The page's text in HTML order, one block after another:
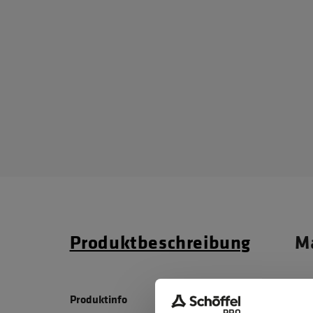
Produktbeschreibung
Produktinfo